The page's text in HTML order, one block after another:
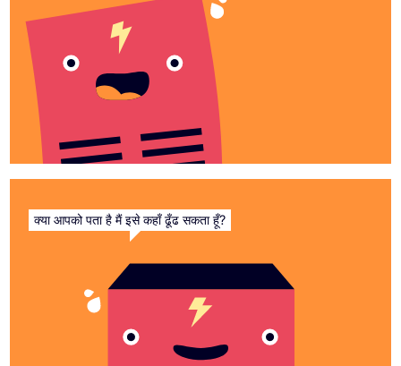
क्या आपको पता है मैं इसे कहाँ ढूँढ सकता हूँ?